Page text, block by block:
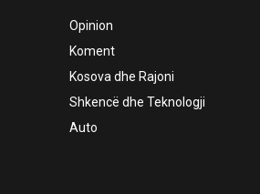
Opinion
Koment
Kosova dhe Rajoni
Shkencë dhe Teknologji
Auto